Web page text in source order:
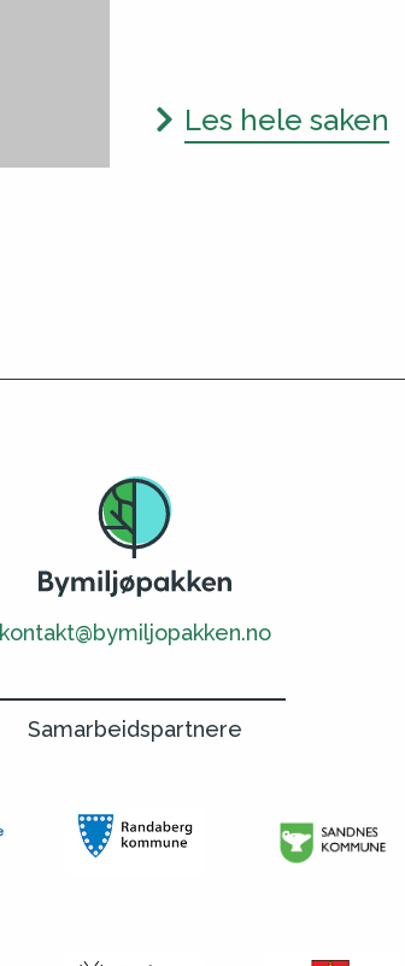
Les hele saken
kontakt@bymiljopakken.no
Samarbeidspartnere